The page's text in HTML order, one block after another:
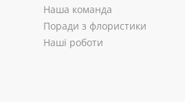
Наша команда
Поради з флористики
Наші роботи